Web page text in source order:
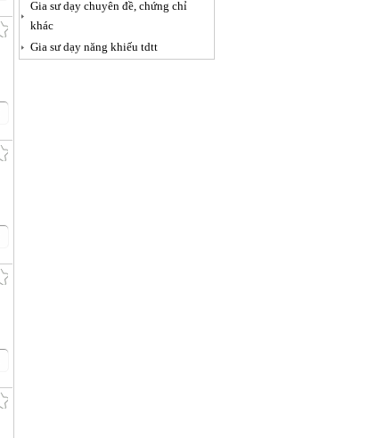
Gia sư dạy chuyên đề, chứng chỉ
khác
Gia sư dạy năng khiếu tdtt